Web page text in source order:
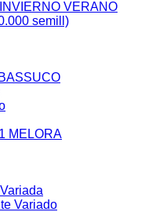
VERANO
semill)
MELORA
Variado